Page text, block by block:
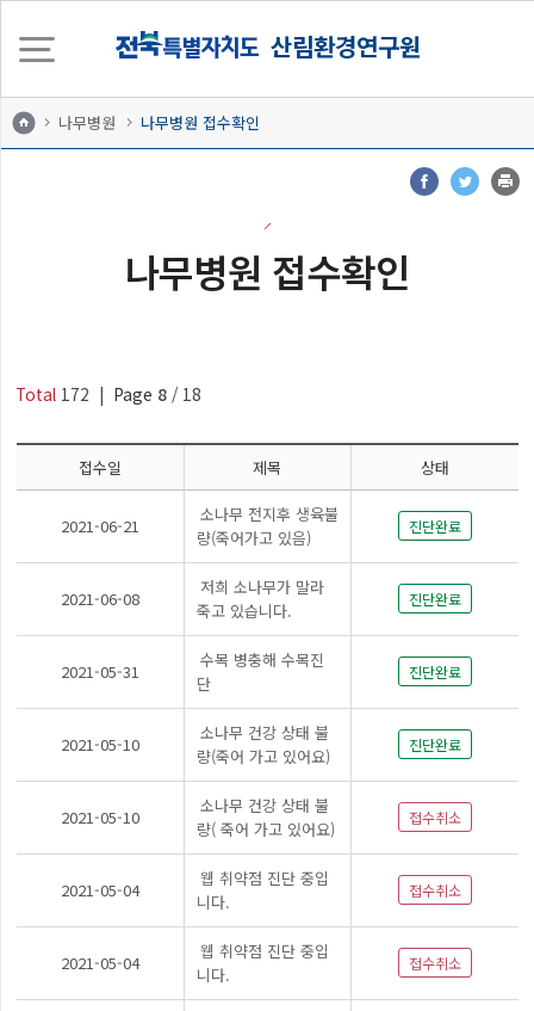
산림환경연구원
나무병원 나무병원 접수확인
나무병원 접수확인
Total 172 | Page 8 / 18
접수일 제목 상태
2021-06-21
소나무 전지후 생육불
량(죽어가고 있음)
진단완료
2021-06-08
저희 소나무가 말라
죽고 있습니다.
진단완료
2021-05-31
수목 병충해 수목진
단
진단완료
2021-05-10
소나무 건강 상태 불
량(죽어 가고 있어요)
진단완료
2021-05-10
소나무 건강 상태 불
량( 죽어 가고 있어요)
접수취소
2021-05-04
웹 취약점 진단 중입
니다.
접수취소
2021-05-04
웹 취약점 진단 중입
니다.
접수취소